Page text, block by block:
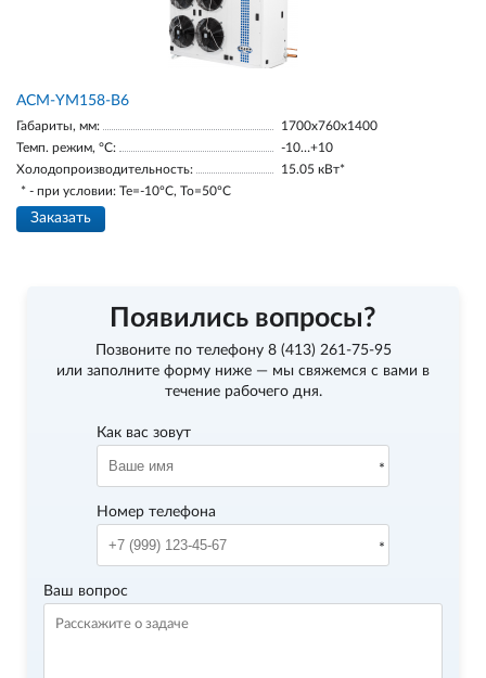
АСМ-YM158-В6
Габариты, мм:
1700х760х1400
Темп. режим, °С:
-10…+10
Холодопроизводительность:
15.05 кВт*
* - при условии: Te=-10ºC, To=50ºC
Заказать
Появились вопросы?
Позвоните по телефону 8 (413) 261-75-95
или заполните форму ниже — мы свяжемся с вами в
течение рабочего дня.
Как вас зовут
Номер телефона
Ваш вопрос